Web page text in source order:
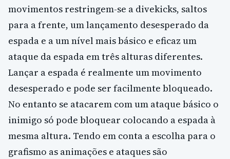
movimentos restringem-se a divekicks, saltos
para a frente, um lançamento desesperado da
espada e a um nível mais básico e eficaz um
ataque da espada em três alturas diferentes.
Lançar a espada é realmente um movimento
desesperado e pode ser facilmente bloqueado.
No entanto se atacarem com um ataque básico o
inimigo só pode bloquear colocando a espada à
mesma altura. Tendo em conta a escolha para o
grafismo as animações e ataques são